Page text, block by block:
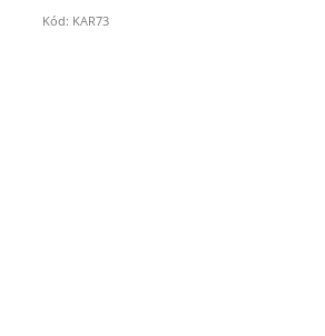
Kód: KAR73